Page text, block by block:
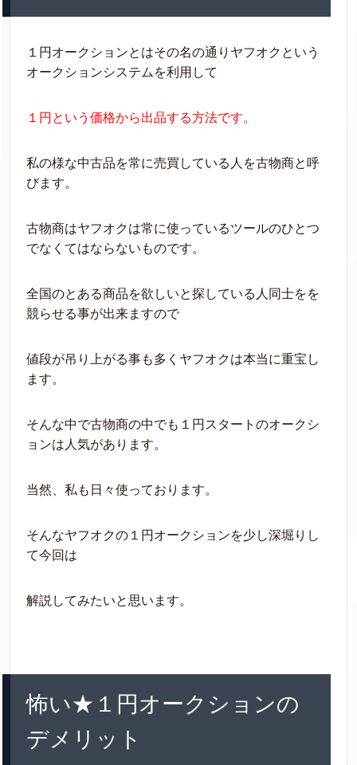
１円オークションとはその名の通りヤフオクという
オークションシステムを利用して
１円という価格から出品する方法です。
私の様な中古品を常に売買している人を古物商と呼
びます。
古物商はヤフオクは常に使っているツールのひとつ
でなくてはならないものです。
全国のとある商品を欲しいと探している人同士をを
競らせる事が出来ますので
値段が吊り上がる事も多くヤフオクは本当に重宝し
ます。
そんな中で古物商の中でも１円スタートのオークシ
ョンは人気があります。
当然、私も日々使っております。
そんなヤフオクの１円オークションを少し深堀りし
て今回は
解説してみたいと思います。
怖い★１円オークションの
デメリット